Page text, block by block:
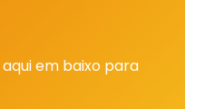
em baixo para